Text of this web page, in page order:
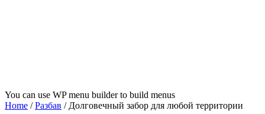
You can use WP menu builder to build menus
Home /Разбав / Долговечный забор для любой территории